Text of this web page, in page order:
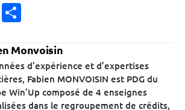
LinkedIn
Monvoisin
d’expérience et d’expertises
Fabien MONVOISIN est PDG du
Win’Up composé de 4 enseignes
dans le regroupement de crédits,